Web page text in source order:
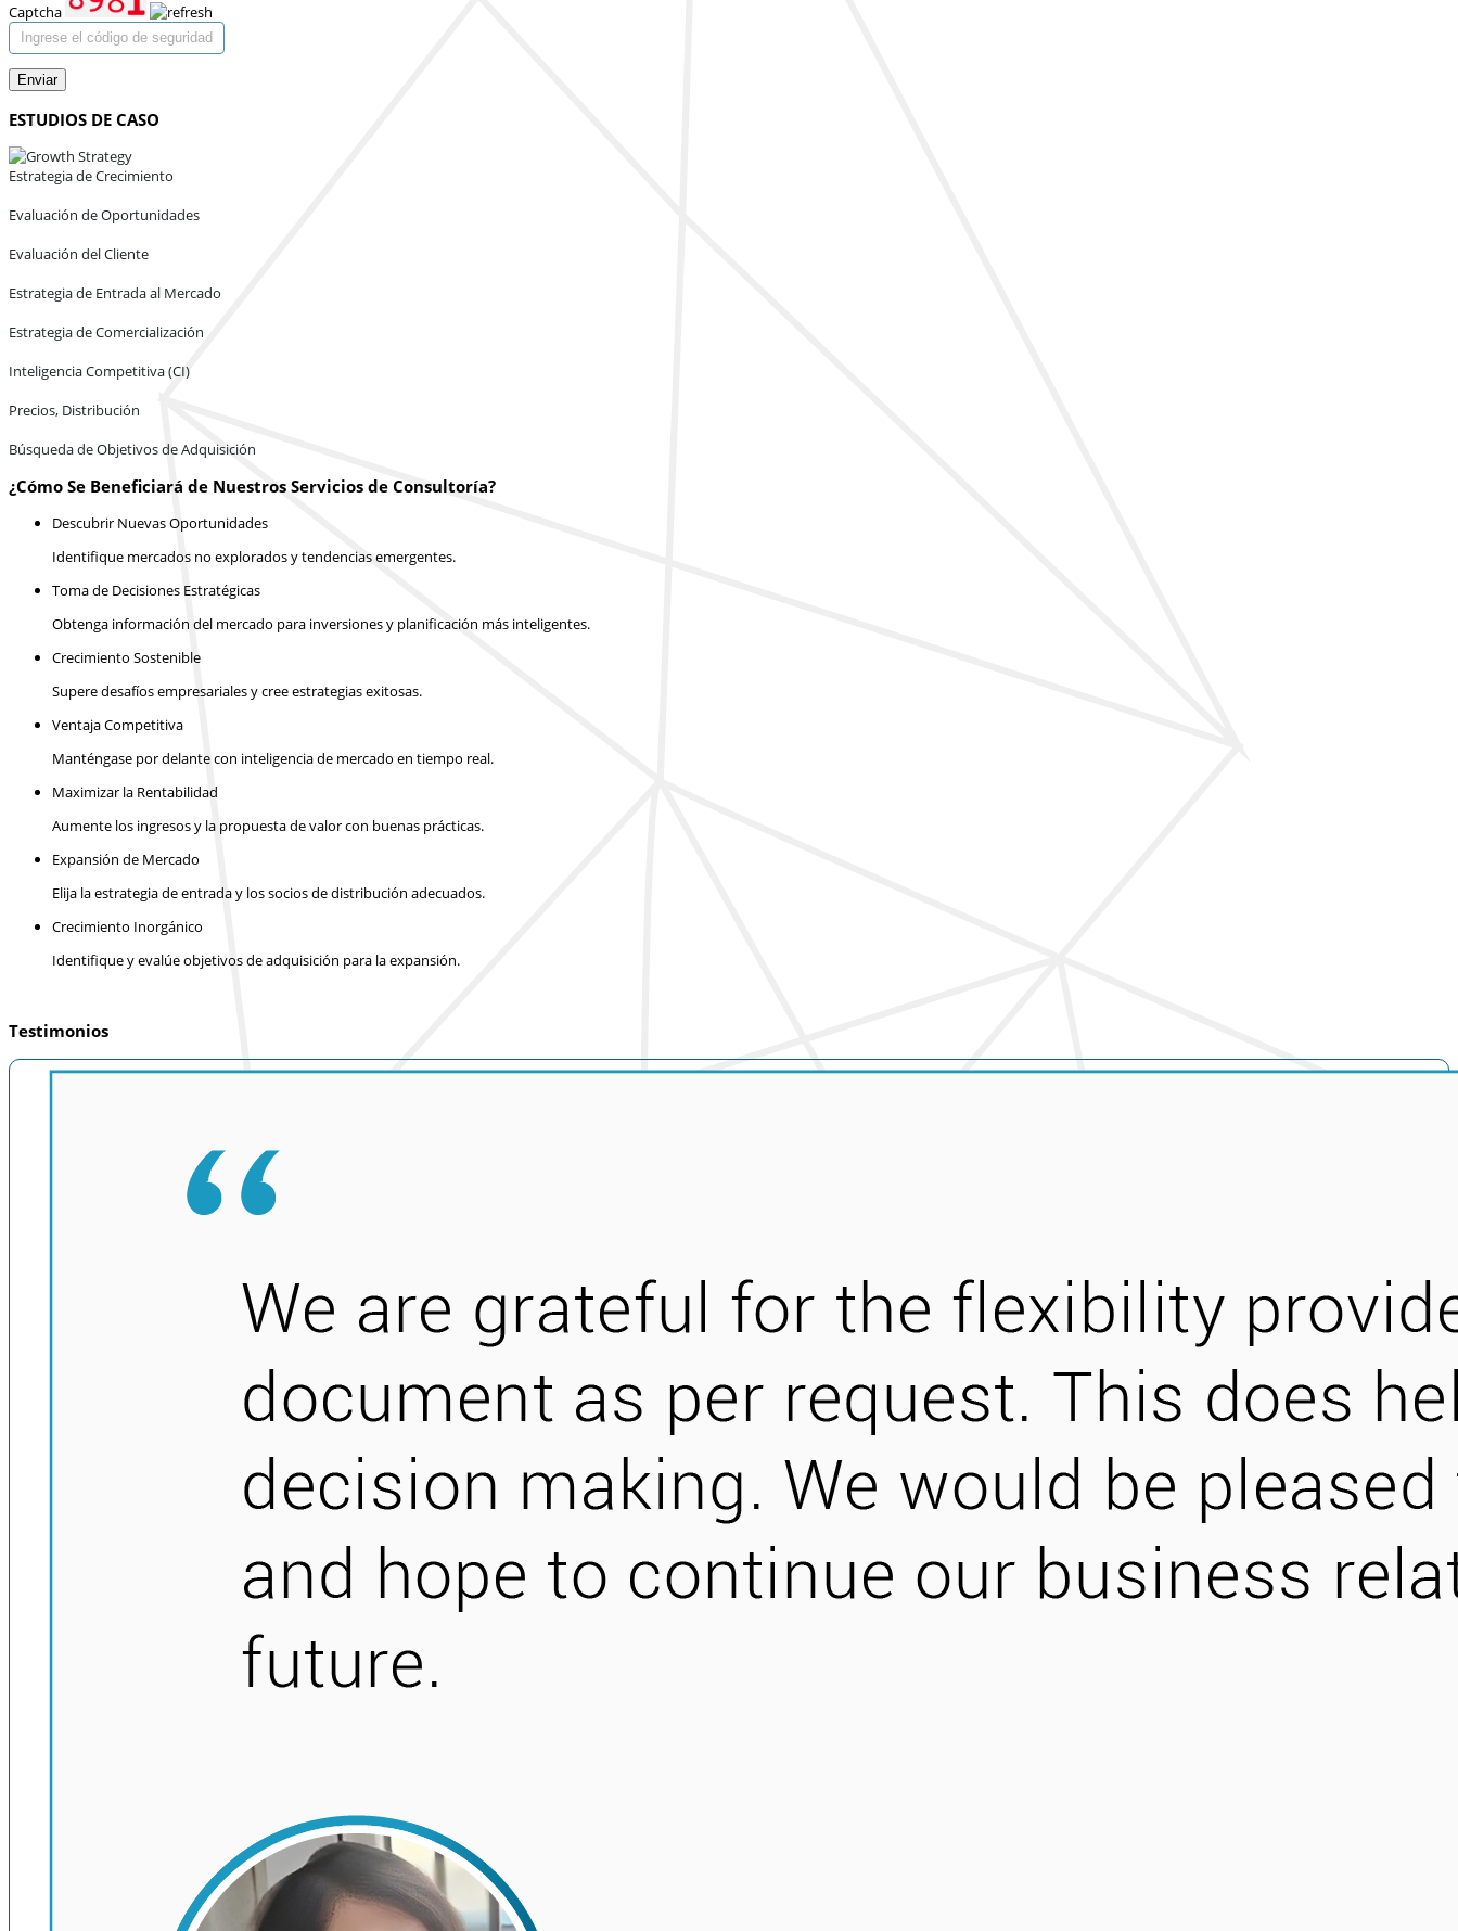
Captcha
Enviar
ESTUDIOS DE CASO
Estrategia de Crecimiento
Evaluación de Oportunidades
Evaluación del Cliente
Estrategia de Entrada al Mercado
Estrategia de Comercialización
Inteligencia Competitiva (CI)
Precios, Distribución
Búsqueda de Objetivos de Adquisición
¿Cómo Se Beneficiará de Nuestros Servicios de Consultoría?
Descubrir Nuevas Oportunidades
Identifique mercados no explorados y tendencias emergentes.
Toma de Decisiones Estratégicas
Obtenga información del mercado para inversiones y planificación más inteligentes.
Crecimiento Sostenible
Supere desafíos empresariales y cree estrategias exitosas.
Ventaja Competitiva
Manténgase por delante con inteligencia de mercado en tiempo real.
Maximizar la Rentabilidad
Aumente los ingresos y la propuesta de valor con buenas prácticas.
Expansión de Mercado
Elija la estrategia de entrada y los socios de distribución adecuados.
Crecimiento Inorgánico
Identifique y evalúe objetivos de adquisición para la expansión.
Testimonios